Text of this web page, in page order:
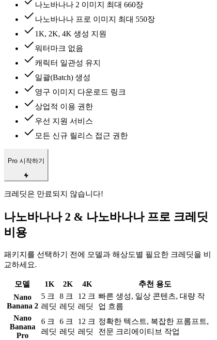
나노바나나 2 이미지 최대 660장
나노바나나 프로 이미지 최대 550장
1K, 2K, 4K 생성 지원
워터마크 없음
캐릭터 일관성 유지
일괄(Batch) 생성
영구 이미지 다운로드 링크
상업적 이용 권한
우선 지원 서비스
모든 신규 릴리스 접근 권한
Pro 시작하기
크레딧은 만료되지 않습니다!
나노바나나 2 & 나노바나나 프로 크레딧
비용
패키지를 선택하기 전에 모델과 해상도별 필요한 크레딧을 비
교하세요.
모델 1K 2K 4K
추천 용도
Nano
Banana 2
5 크
레딧
8 크
레딧
12 크
레딧
빠른 생성, 일상 콘텐츠, 대량 작
업 흐름
Nano
Banana
Pro
6 크
레딧
6 크
레딧
12 크
레딧
정확한 텍스트, 복잡한 프롬프트,
전문 크리에이티브 작업